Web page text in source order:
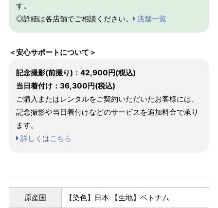
す。
◎詳細は各店舗でご相談ください。
店舗一覧
＜安心サポートについて＞
記念撮影(前撮り)：42,900円(税込)
当日着付け：36,300円(税込)
ご購入またはレンタルをご契約いただいたお客様には、
記念撮影や当日着付けなどのサービスを追加料金で承り
ます。
詳しくはこちら
原産国 【染色】日本 【生地】ベトナム